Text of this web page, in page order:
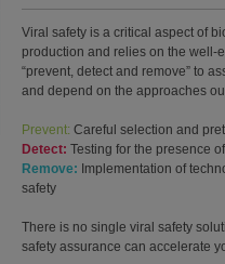
Viral safety is a critical aspect of
production and relies on the well-
“prevent, detect and remove” to
and depend on the approaches
Prevent: Careful selection and
Detect: Testing for the presence
Remove: Implementation of
safety
There is no single viral safety
safety assurance can accelerate